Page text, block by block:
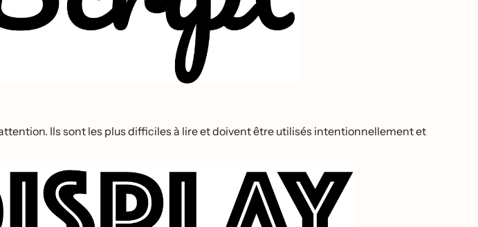
Ils sont les plus difficiles à lire et doivent être utilisés intentionnellement et